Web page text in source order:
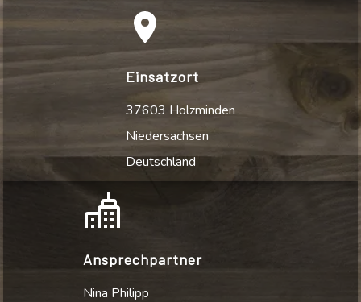
Einsatzort
37603 Holzminden
Niedersachsen
Deutschland
Ansprechpartner
Nina Philipp